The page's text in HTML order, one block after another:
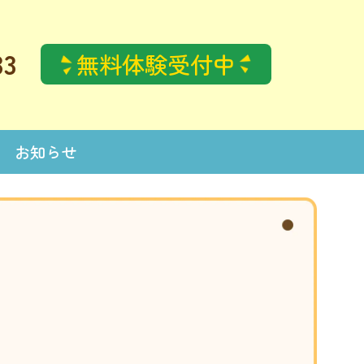
お知らせ
無料体験受付中